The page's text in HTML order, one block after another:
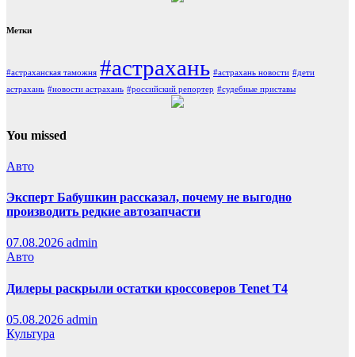
Метки
#астраханская таможня #астрахань #астрахань новости #дети
астрахань #новости астрахань #российский репортер #судебные приставы
You missed
Авто
Эксперт Бабушкин рассказал, почему не выгодно
производить редкие автозапчасти
07.08.2026 admin
Авто
Дилеры раскрыли остатки кроссоверов Tenet T4
05.08.2026 admin
Культура